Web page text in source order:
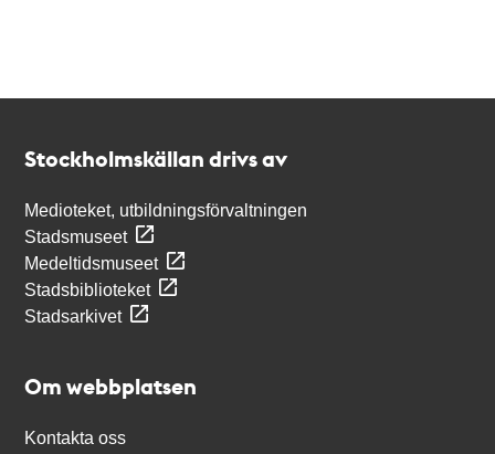
Stockholmskällan drivs av
Medioteket, utbildningsförvaltningen
Stadsmuseet
Medeltidsmuseet
Stadsbiblioteket
Stadsarkivet
Om webbplatsen
Kontakta oss